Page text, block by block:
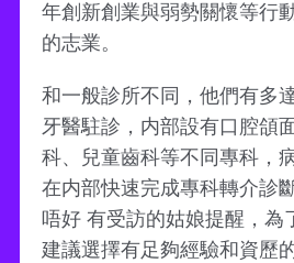
年創新創業與弱勢關懷等行
的志業。
和一般診所不同，他們有多
牙醫駐診，内部設有口腔頜
科、兒童齒科等不同專科，
在内部快速完成專科轉介診
唔好 有受訪的姑娘提醒，為
建議選擇有足夠經驗和資歷